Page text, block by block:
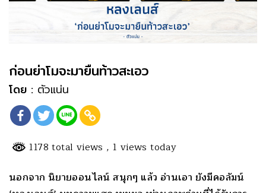
ก่อนย่าโมจะมายืนท้าวสะเอว
โดย : ตัวแน่น
1178 total views , 1 views today
นอกจาก นิยายออนไลน์ สนุกๆ แล้ว อ่านเอา ยังมีคอลัมน์